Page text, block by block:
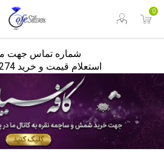
0
استعلام قیمت و خرید 09120149274